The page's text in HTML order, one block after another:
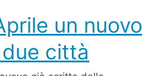
un nuovo
città